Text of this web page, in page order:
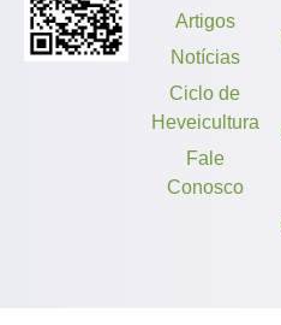
Artigos
Notícias
Ciclo de
Heveicultura
Fale
Conosco